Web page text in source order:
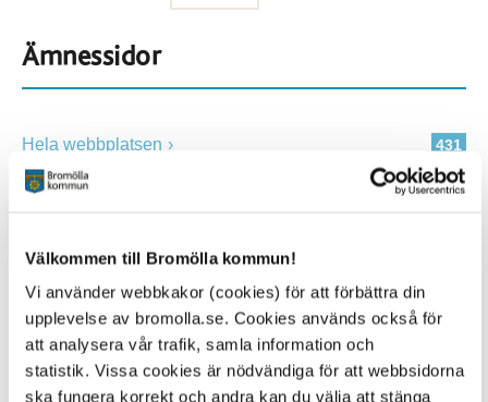
Välkommen till Bromölla kommun!
Vi använder webbkakor (cookies) för att förbättra din
upplevelse av bromolla.se. Cookies används också för
att analysera vår trafik, samla information och
statistik. Vissa cookies är nödvändiga för att webbsidorna
ska fungera korrekt och andra kan du välja att stänga
Ämnessidor
431
Hela webbplatsen
Alla platser